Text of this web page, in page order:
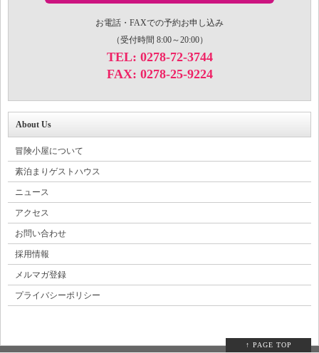
お電話・FAXでの予約お申し込み
（受付時間 8:00～20:00）
TEL: 0278-72-3744
FAX: 0278-25-9224
About Us
冒険小屋について
素泊まりゲストハウス
ニュース
アクセス
お問い合わせ
採用情報
メルマガ登録
プライバシーポリシー
↑ PAGE TOP